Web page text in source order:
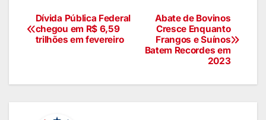
Abate de Bovinos
Cresce Enquanto
Frangos e Suínos
Batem Recordes em
2023
Dívida Pública Federal
chegou em R$ 6,59
trilhões em fevereiro